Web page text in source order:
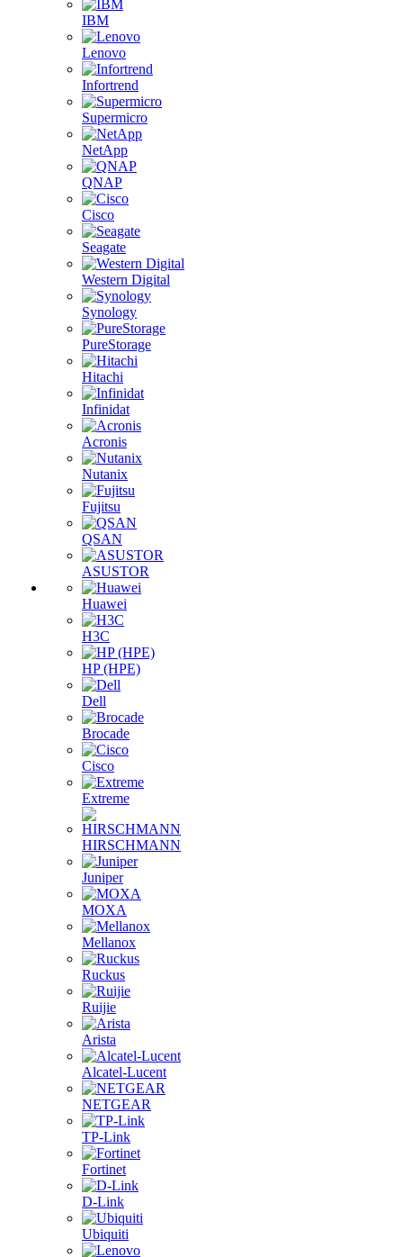
IBM
Lenovo
Infortrend
Supermicro
NetApp
QNAP
Cisco
Seagate
Western Digital
Synology
PureStorage
Hitachi
Infinidat
Acronis
Nutanix
Fujitsu
QSAN
ASUSTOR
Huawei
H3C
HP (HPE)
Dell
Brocade
Cisco
Extreme
HIRSCHMANN
Juniper
MOXA
Mellanox
Ruckus
Ruijie
Arista
Alcatel-Lucent
NETGEAR
TP-Link
Fortinet
D-Link
Ubiquiti